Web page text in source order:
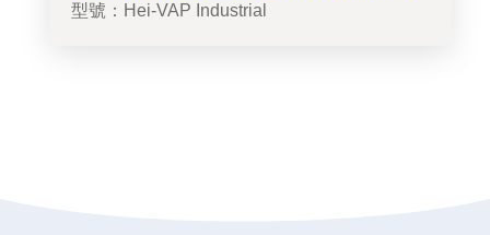
同的蒸餾過程而設計，從不需真空控制
型號：Hei-VAP Industrial